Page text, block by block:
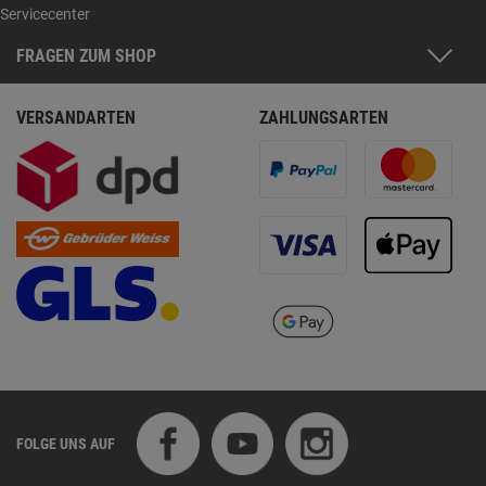
Servicecenter
FRAGEN ZUM SHOP
VERSANDARTEN ZAHLUNGSARTEN
FOLGE UNS AUF